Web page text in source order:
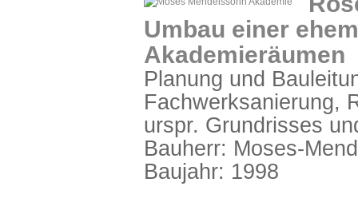
Umbau einer
Akademieräumen
Planung und
Fachwerksanierung,
urspr. Grundrisses
Bauherr: Moses-
Baujahr: 1998